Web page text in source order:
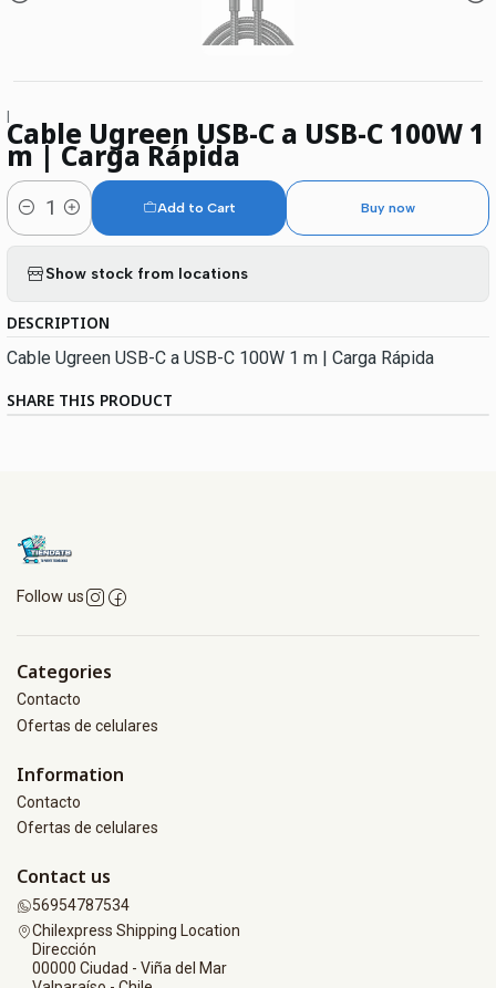
|Cable Ugreen USB-C a USB-C 100W 1
m | Carga Rápida
Quantity
Add to Cart Buy now
Show stock from locations
DESCRIPTION
Cable Ugreen USB-C a USB-C 100W 1 m | Carga Rápida
SHARE THIS PRODUCT
Follow us
Categories
Contacto
Ofertas de celulares
Information
Contacto
Ofertas de celulares
Contact us
56954787534
Chilexpress Shipping Location
Dirección
00000 Ciudad - Viña del Mar